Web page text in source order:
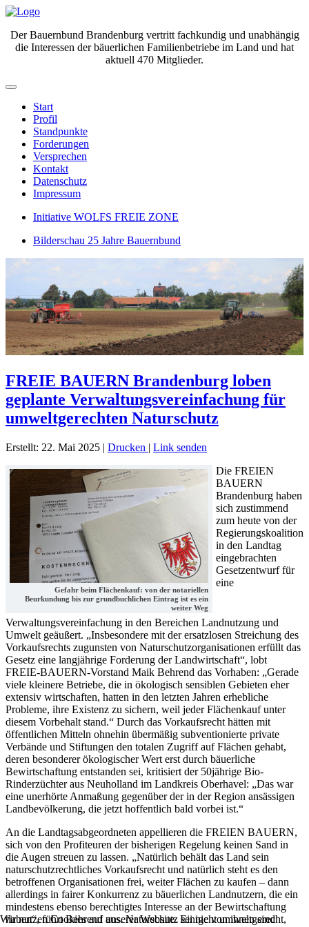
Der Bauernbund Brandenburg vertritt fachkundig und unabhängig
die Interessen der bäuerlichen Familienbetriebe im Land und hat
aktuell 470 Mitglieder.
Start
Profil
Standpunkte
Forderungen
Versprechen
Kontakt
Datenschutz
Impressum
Initiative WOLFS FREIE ZONE
Bilderschau 25 Jahre Bauernbund
FREIE BAUERN Brandenburg loben
geplante Verwaltungsvereinfachung für
umweltgerechten Naturschutz
Erstellt: 22. Mai 2025 | Drucken | Link senden
Gefahr beim Flächenkauf: von der notariellen
Beurkundung bis zur grundbuchlichen Eintrag ist es ein
weiter Weg
Die FREIEN
BAUERN
Brandenburg haben
sich zustimmend
zum heute von der
Regierungskoalition
in den Landtag
eingebrachten
Gesetzentwurf für
eine
Verwaltungsvereinfachung in den Bereichen Landnutzung und
Umwelt geäußert. „Insbesondere mit der ersatzlosen Streichung des
Vorkaufsrechts zugunsten von Naturschutzorganisationen erfüllt das
Gesetz eine langjährige Forderung der Landwirtschaft“, lobt
FREIE-BAUERN-Vorstand Maik Behrend das Vorhaben: „Gerade
viele kleinere Betriebe, die in ökologisch sensiblen Gebieten eher
extensiv wirtschaften, hatten in den letzten Jahren erhebliche
Probleme, ihre Existenz zu sichern, weil jeder Flächenkauf unter
diesem Vorbehalt stand.“ Durch das Vorkaufsrecht hätten mit
öffentlichen Mitteln ohnehin übermäßig subventionierte private
Verbände und Stiftungen den totalen Zugriff auf Flächen gehabt,
deren besonderer ökologischer Wert erst durch bäuerliche
Bewirtschaftung entstanden sei, kritisiert der 50jährige Bio-
Rinderzüchter aus Neuholland im Landkreis Oberhavel: „Das war
eine unerhörte Anmaßung gegenüber der in der Region ansässigen
Landbevölkerung, die jetzt hoffentlich bald vorbei ist.“
An die Landtagsabgeordneten appellieren die FREIEN BAUERN,
sich von den Profiteuren der bisherigen Regelung keinen Sand in
die Augen streuen zu lassen. „Natürlich behält das Land sein
naturschutzrechtliches Vorkaufsrecht und natürlich steht es den
betroffenen Organisationen frei, weiter Flächen zu kaufen – dann
allerdings in fairer Konkurrenz zu bäuerlichen Landnutzern, die ein
mindestens ebenso berechtigtes Interesse an der Bewirtschaftung
haben“, führt Behrend aus. Naturschutz sei nicht umweltgerecht,
Wir nutzen Cookies auf unserer Website. Einige von ihnen sind